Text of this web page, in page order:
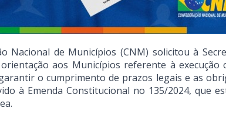
Nacional de Municípios (CNM) solicitou à
aos Municípios referente à
o cumprimento de prazos legais e as
à Emenda Constitucional no 135/2024, que